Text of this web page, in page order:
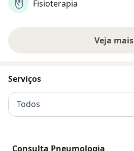
Fisioterapia
Veja mais
Serviços
Todos
Consulta Pneumologia